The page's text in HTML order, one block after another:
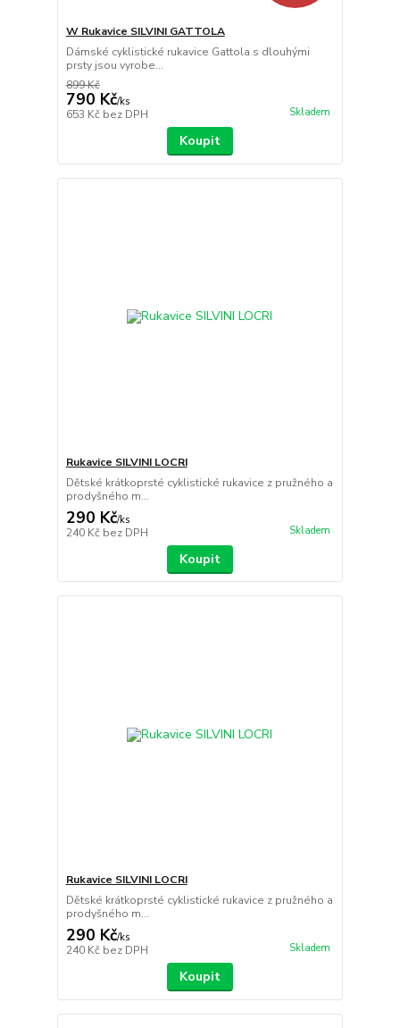
W Rukavice SILVINI GATTOLA
Dámské cyklistické rukavice Gattola s dlouhými
prsty jsou vyrobe...
899 Kč
790 Kč/ks
653 Kč bez DPH Skladem
Koupit
Rukavice SILVINI LOCRI
Dětské krátkoprsté cyklistické rukavice z pružného a
prodyšného m...
290 Kč/ks
240 Kč bez DPH Skladem
Koupit
Rukavice SILVINI LOCRI
Dětské krátkoprsté cyklistické rukavice z pružného a
prodyšného m...
290 Kč/ks
240 Kč bez DPH Skladem
Koupit